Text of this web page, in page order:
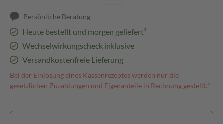
Persönliche Beratung
Heute bestellt und morgen geliefert³
Wechselwirkungscheck inklusive
Versandkostenfreie Lieferung
Bei der Einlösung eines Kassenrezeptes werden nur die
gesetzlichen Zuzahlungen und Eigenanteile in Rechnung gestellt.⁴